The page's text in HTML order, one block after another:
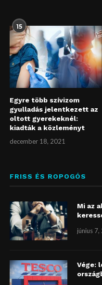
15
Egyre több szívizom
gyulladás jelentkezett az
oltott gyerekeknél:
kiadták a közleményt
december 18, 2021
FRISS ÉS ROPOGÓS
Mi az
június
Vége: